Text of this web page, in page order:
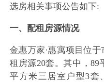
选房相关事项公告如下:
一、配租房源情况
金惠万家·惠寓项目位
租房源20套。其中，89
平方米三居室户型3套